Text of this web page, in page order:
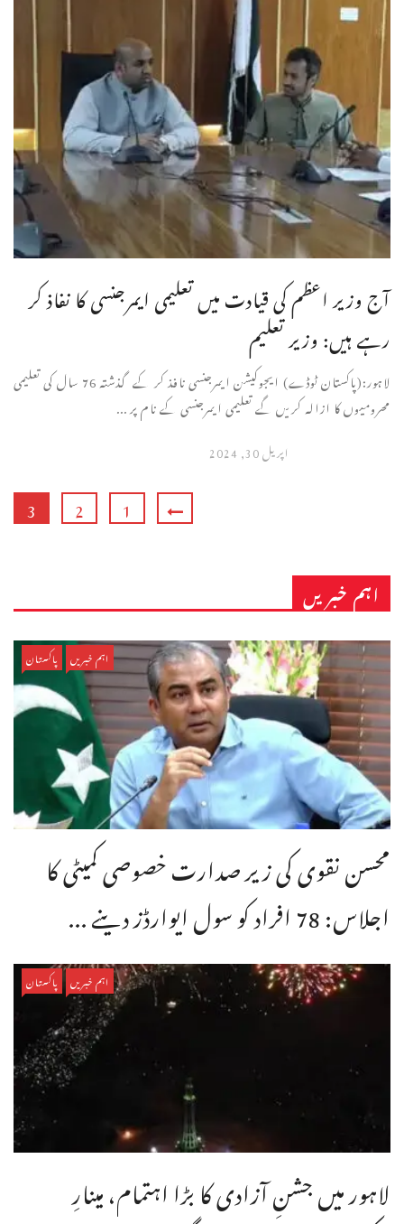
آج وزیر اعظم کی قیادت میں تعلیمی ایمرجنسی کا نفاذ کر
رہے ہیں: وزیر تعلیم
لاہور:(پاکستان ٹوڈے) ایجوکیشن ایمرجنسی نافذ کر کے گذشتہ 76 سال کی تعلیمی
محرومیوں کا ازالہ کریں گے تعلیمی ایمرجنسی کے نام پر ...
اپریل 30, 2024
1
2
3
اہم خبریں
اہم خبریں پاکستان
محسن نقوی کی زیر صدارت خصوصی کمیٹی کا
اجلاس: 78 افراد کو سول ایوارڈز دینے ...
اہم خبریں پاکستان
لاہور میں جشنِ آزادی کا بڑا اہتمام، مینارِ